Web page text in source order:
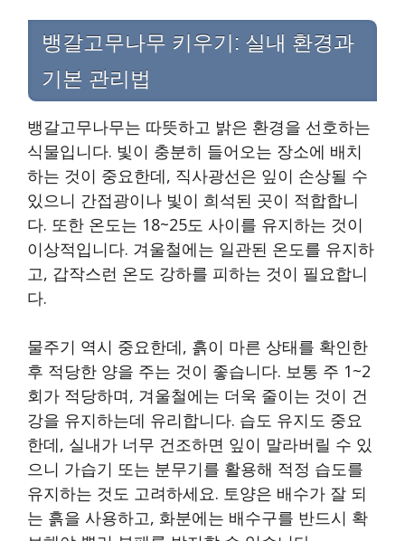
뱅갈고무나무 키우기: 실내 환경과
기본 관리법
뱅갈고무나무는 따뜻하고 밝은 환경을 선호하는
식물입니다. 빛이 충분히 들어오는 장소에 배치
하는 것이 중요한데, 직사광선은 잎이 손상될 수
있으니 간접광이나 빛이 희석된 곳이 적합합니
다. 또한 온도는 18~25도 사이를 유지하는 것이
이상적입니다. 겨울철에는 일관된 온도를 유지하
고, 갑작스런 온도 강하를 피하는 것이 필요합니
다.
물주기 역시 중요한데, 흙이 마른 상태를 확인한
후 적당한 양을 주는 것이 좋습니다. 보통 주 1~2
회가 적당하며, 겨울철에는 더욱 줄이는 것이 건
강을 유지하는데 유리합니다. 습도 유지도 중요
한데, 실내가 너무 건조하면 잎이 말라버릴 수 있
으니 가습기 또는 분무기를 활용해 적정 습도를
유지하는 것도 고려하세요. 토양은 배수가 잘 되
는 흙을 사용하고, 화분에는 배수구를 반드시 확